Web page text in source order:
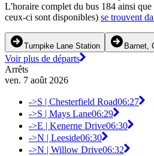
L'horaire complet du bus 184 ainsi que
ceux-ci sont disponibles) se trouvent
Turnpike Lane Station Barnet,
Voir plus de départs
Arrêts
ven. 7 août 2026
->S | Chesterfield Road06:27
->S | Mays Lane06:29
->E | Kenerne Drive06:30
->N | Leeside06:30
->N | Willow Drive06:32